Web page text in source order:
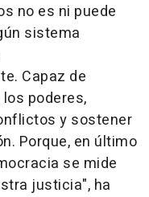
no es ni puede
sistema
Capaz de
poderes,
y sostener
Porque, en último
se mide
justicia", ha